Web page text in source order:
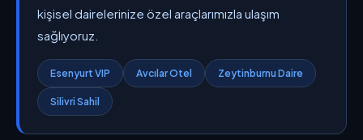
kişisel dairelerinize özel araçlarımızla ulaşım
sağlıyoruz.
Esenyurt VIP Avcılar Otel Zeytinburnu Daire
Silivri Sahil